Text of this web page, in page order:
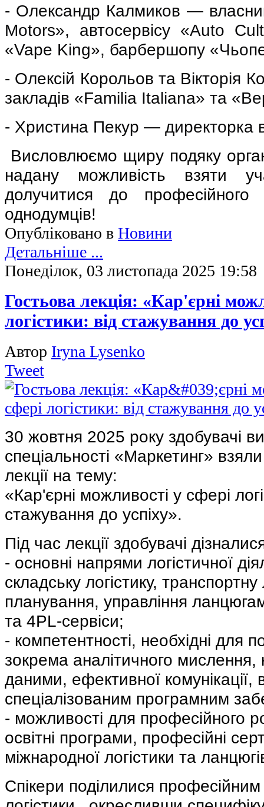
- Олександр Калмиков —
Motors», автосервісу «Auto Cult
«Vape King», барбершопу
- Олексій Корольов та Вікторія
закладів «Familia Italiana» та
- Христина Пекур — директорка
Висловлюємо щиру подяку
надану можливість взяти
долучитися до професійного
однодумців!
Опубліковано в Новини
Детальніше ...
Понеділок, 03 листопада 2025 19:58
Гостьова лекція: «Кар'єрні
логістики: від стажування до
Автор Iryna Lysenko
Tweet
30 жовтня 2025 року здобувачі
спеціальності «Маркетинг»
лекції на тему:
«Кар'єрні можливості у сфері
стажування до успіху».
Під час лекції здобувачі
- основні напрями логістичної
складську логістику, транспортну
планування, управління
та 4PL-сервіси;
- компетентності, необхідні для
зокрема аналітичного мислення,
даними, ефективної комунікації,
спеціалізованим програмним
- можливості для професійного
освітні програми, професійні
міжнародної логістики та
Спікери поділилися